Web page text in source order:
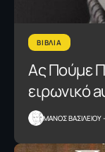
ΒΙΒΛΙΑ
Ας Πούμε
ειρωνικό
ΜΑΝΟΣ